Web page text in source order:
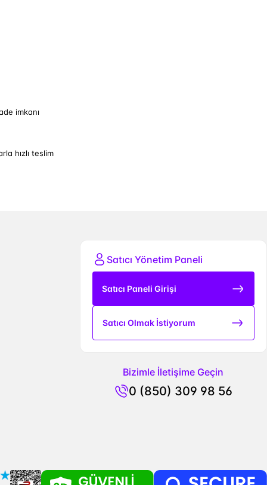
imkanı
hızlı teslim
Satıcı Yönetim Paneli
Satıcı Paneli Girişi
Satıcı Olmak İstiyorum
Bizimle İletişime Geçin
0 (850) 309 98 56